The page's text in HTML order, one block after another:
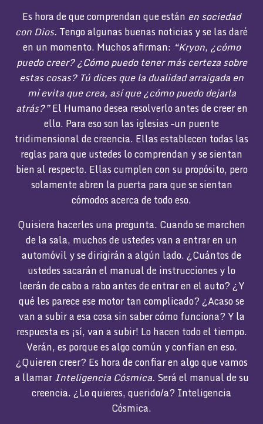
Es hora de que comprendan que están en sociedad
con Dios. Tengo algunas buenas noticias y se las daré
en un momento. Muchos afirman: “Kryon, ¿cómo
puedo creer? ¿Cómo puedo tener más certeza sobre
estas cosas? Tú dices que la dualidad arraigada en
mí evita que crea, así que ¿cómo puedo dejarla
atrás?”El Humano desea resolverlo antes de creer en
ello. Para eso son las iglesias –un puente
tridimensional de creencia. Ellas establecen todas las
reglas para que ustedes lo comprendan y se sientan
bien al respecto. Ellas cumplen con su propósito, pero
solamente abren la puerta para que se sientan
cómodos acerca de todo eso.
Quisiera hacerles una pregunta. Cuando se marchen
de la sala, muchos de ustedes van a entrar en un
automóvil y se dirigirán a algún lado. ¿Cuántos de
ustedes sacarán el manual de instrucciones y lo
leerán de cabo a rabo antes de entrar en el auto? ¿Y
qué les parece ese motor tan complicado? ¿Acaso se
van a subir a esa cosa sin saber cómo funciona? Y la
respuesta es ¡sí, van a subir! Lo hacen todo el tiempo.
Verán, es porque es algo común y confían en eso.
¿Quieren creer? Es hora de confiar en algo que vamos
a llamarInteligencia Cósmica. Será el manual de su
creencia. ¿Lo quieres, querido/a? Inteligencia
Cósmica.